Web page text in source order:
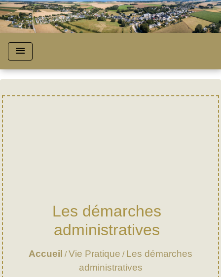
menu
Les démarches
administratives
Accueil /Vie Pratique / Les démarches
administratives